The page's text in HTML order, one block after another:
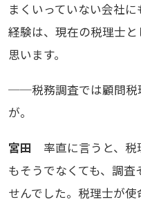
まくいっていない会社
経験は、現在の税理士
思います。
──税務調査では顧問税
が。
宮田 率直に言うと、税
もそうでなくても、調
せんでした。税理士が